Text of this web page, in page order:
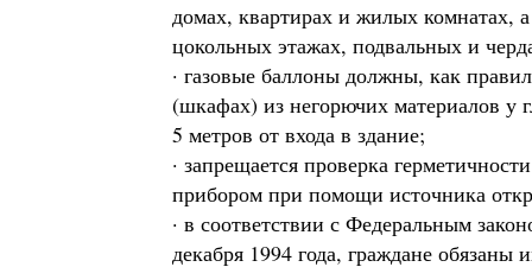
домах, квартирах и жилых комнатах,
цокольных этажах, подвальных и
· газовые баллоны должны, как
(шкафах) из негорючих материалов у
5 метров от входа в здание;
· запрещается проверка
прибором при помощи источника
· в соответствии с Федеральным
декабря 1994 года, граждане